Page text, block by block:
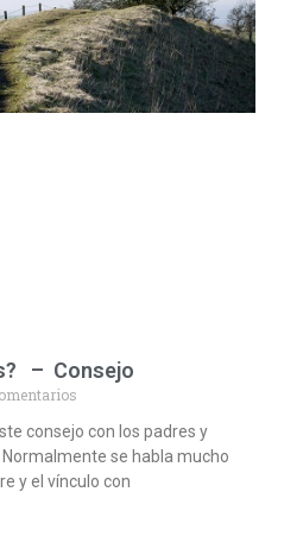
– Consejo
consejo con los padres y
se habla mucho
y el vínculo con